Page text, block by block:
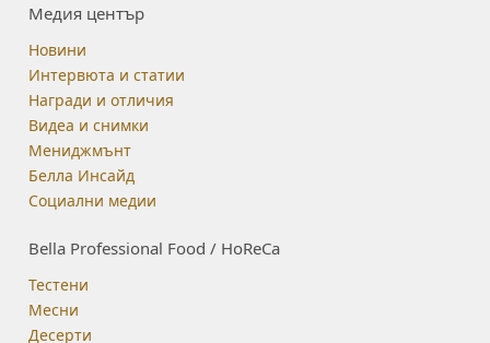
Медия център
Новини
Интервюта и статии
Награди и отличия
Видеа и снимки
Мениджмънт
Белла Инсайд
Социални медии
Bella Professional Food / HoReCa
Тестени
Месни
Десерти